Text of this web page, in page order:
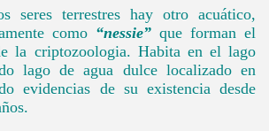
seres terrestres hay otro acuático,
como “nessie” que forman el
la criptozoologia. Habita en el lago
lago de agua dulce localizado en
evidencias de su existencia desde